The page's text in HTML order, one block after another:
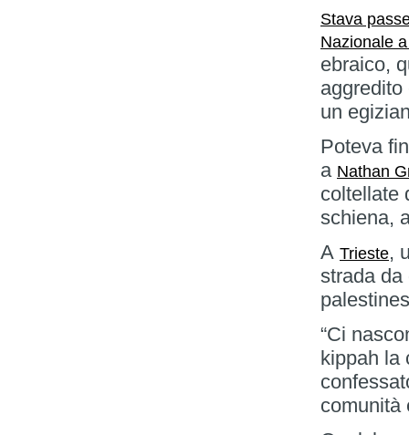
Stava
Nazionale
ebraico,
un
Poteva
a Nathan
coltellate
schiena,
A Trieste,
strada da
“Ci
kippah la